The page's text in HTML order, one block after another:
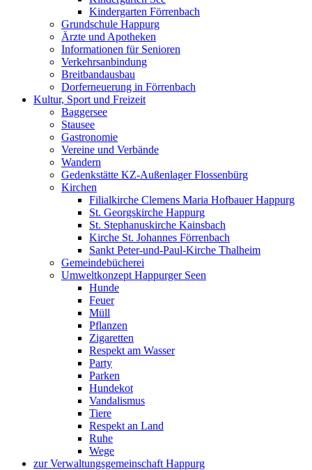
Kindergarten Förrenbach
Grundschule Happurg
Ärzte und Apotheken
Informationen für Senioren
Verkehrsanbindung
Breitbandausbau
Dorferneuerung in Förrenbach
Kultur, Sport und Freizeit
Baggersee
Stausee
Gastronomie
Vereine und Verbände
Wandern
Gedenkstätte KZ-Außenlager Flossenbürg
Kirchen
Filialkirche Clemens Maria Hofbauer Happurg
St. Georgskirche Happurg
St. Stephanuskirche Kainsbach
Kirche St. Johannes Förrenbach
Sankt Peter-und-Paul-Kirche Thalheim
Gemeindebücherei
Umweltkonzept Happurger Seen
Hunde
Feuer
Müll
Pflanzen
Zigaretten
Respekt am Wasser
Party
Parken
Hundekot
Vandalismus
Tiere
Respekt an Land
Ruhe
Wege
zur Verwaltungsgemeinschaft Happurg